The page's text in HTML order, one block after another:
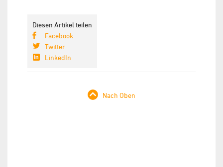
Diesen Artikel teilen
Facebook
Twitter
LinkedIn
Nach Oben